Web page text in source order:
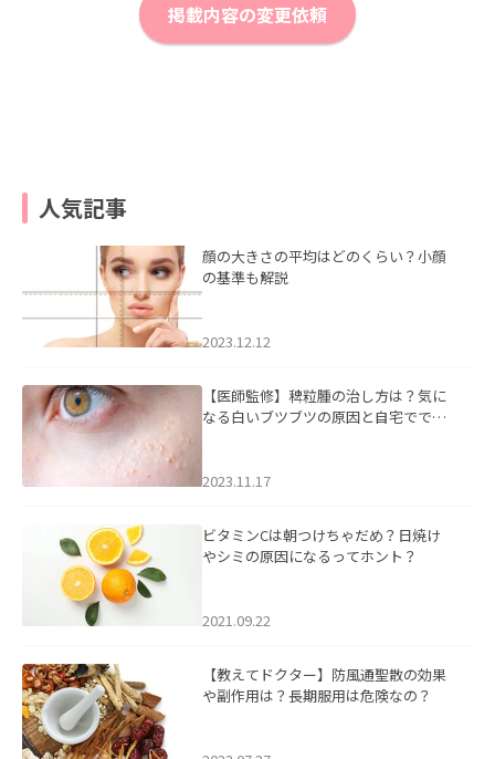
掲載内容の変更依頼
人気記事
顔の大きさの平均はどのくらい？小顔
の基準も解説
2023.12.12
【医師監修】稗粒腫の治し方は？気に
なる白いブツブツの原因と自宅ででき
2023.11.17
ビタミンCは朝つけちゃだめ？日焼け
やシミの原因になるってホント？
2021.09.22
【教えてドクター】防風通聖散の効果
や副作用は？長期服用は危険なの？